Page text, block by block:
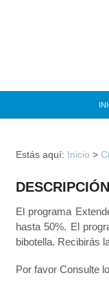
Estás aquí: Inicio >
DESCRIPCIÓN
El programa
hasta 50%. El
bibotella. Recibirás
Por favor Consulte